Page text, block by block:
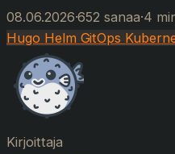
08.06.2026·652 sanaa·4
Hugo Helm GitOps
Kirjoittaja